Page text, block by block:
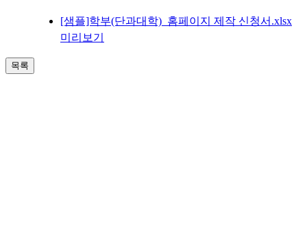
[샘플]학부(단과대학)_홈페이지 제작 신청서.xlsx
미리보기